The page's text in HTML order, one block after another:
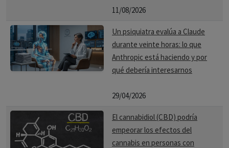
11/08/2026
Un psiquiatra evalúa a Claude
durante veinte horas: lo que
Anthropic está haciendo y por
qué debería interesarnos
29/04/2026
El cannabidiol (CBD) podría
empeorar los efectos del
cannabis en personas con